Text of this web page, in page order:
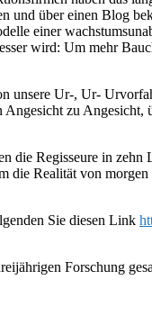
über einen Blog
einer
wird: Um mehr
Ur-, Ur-
zu
Regisseure in zehn
die Realität von
Sie diesen Link
Forschung